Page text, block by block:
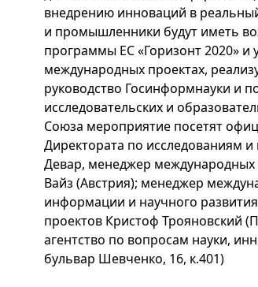
внедрению инноваций в
и промышленники будут иметь
программы ЕС «Горизонт 2020» и
международных проектах,
руководство Госинформнауки и
исследовательских и
Союза мероприятие посетят
Директората по исследованиям
Девар, менеджер международных
Вайз (Австрия); менеджер
информации и научного
проектов Кристоф Трояновский
агентство по вопросам науки,
бульвар Шевченко, 16, к.401)